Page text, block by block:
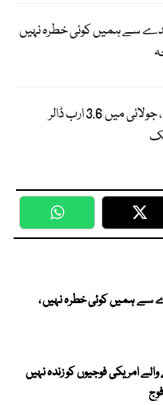
سے ہمیں کوئی خطرہ نہیں
ترسیلات زر میں بڑا اضافہ ، جولائی میں 3.6 ارب ڈالر
WhatsApp
ہمیں کوئی خطرہ نہیں ،
امریکی فوجیوں کو زندہ نہیں